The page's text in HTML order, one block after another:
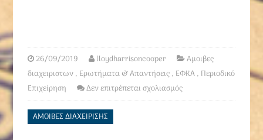
26/09/2019 lloydharrisoncooper
Αμοιβες
διαχειριστων, Ερωτήματα & Απαντήσεις, ΕΦΚΑ, Περιοδικό
Επιχείρηση
Δεν επιτρέπεται σχολιασμός
ΑΜΟΙΒΕΣ ΔΙΑΧΕΙΡΙΣΗΣ